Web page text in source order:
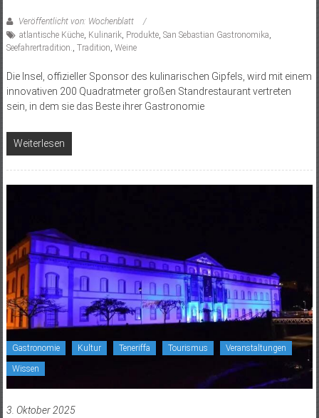
Veröffentlicht von: Wochenblatt
atlantische Küche, Kulinarik, Produkte, San Sebastian Gastronomika,
Seefahrertradition., Tradition, Weine
Die Insel, offizieller Sponsor des kulinarischen Gipfels, wird mit einem
innovativen 200 Quadratmeter großen Standrestaurant vertreten
sein, in dem sie das Beste ihrer Gastronomie
Weiterlesen
Gastronomie Kultur Teneriffa Tourismus Veranstaltungen
Wissen
3. Oktober 2025